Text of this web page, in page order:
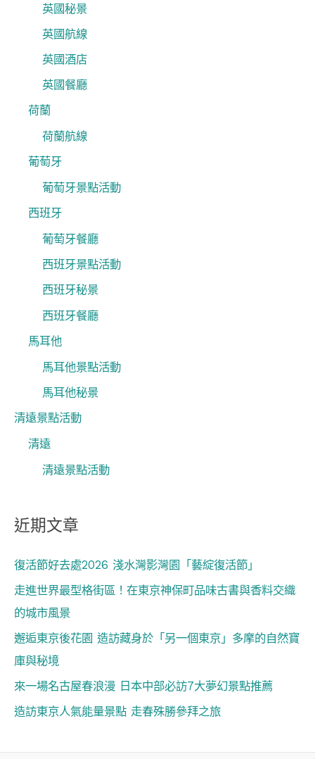
英國秘景
英國航線
英國酒店
英國餐廳
荷蘭
荷蘭航線
葡萄牙
葡萄牙景點活動
西班牙
葡萄牙餐廳
西班牙景點活動
西班牙秘景
西班牙餐廳
馬耳他
馬耳他景點活動
馬耳他秘景
清遠景點活動
清遠
清遠景點活動
近期文章
復活節好去處2026 淺水灣影灣園「藝綻復活節」
走進世界最型格街區！在東京神保町品味古書與香料交織
的城市風景
邂逅東京後花園 造訪藏身於「另一個東京」多摩的自然寶
庫與秘境
來一場名古屋春浪漫 日本中部必訪7大夢幻景點推薦
造訪東京人氣能量景點 走春殊勝參拜之旅